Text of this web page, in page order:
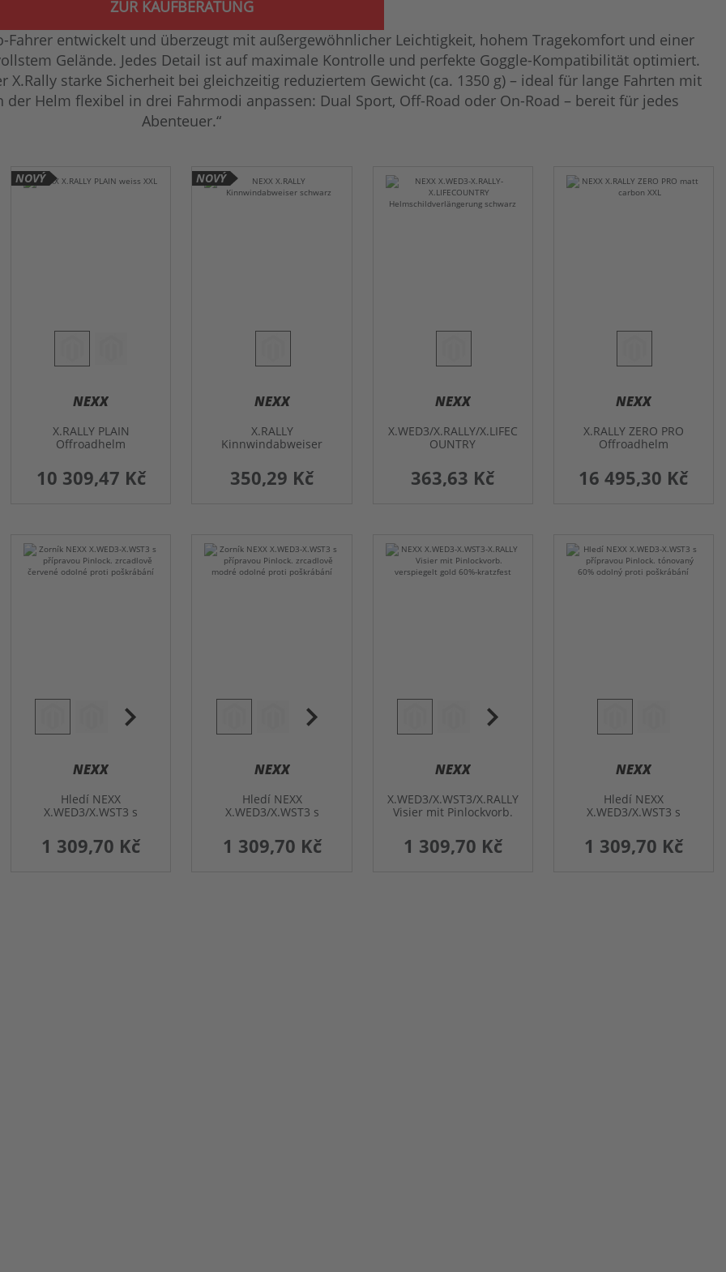
ZUR KAUFBERATUNG
Fahrer entwickelt und überzeugt mit außergewöhnlicher Leichtigkeit, hohem Tragekomfort und einer
Gelände. Jedes Detail ist auf maximale Kontrolle und perfekte Goggle-Kompatibilität optimiert.
X.Rally starke Sicherheit bei gleichzeitig reduziertem Gewicht (ca. 1350 g) – ideal für lange Fahrten mit
Helm flexibel in drei Fahrmodi anpassen: Dual Sport, Off-Road oder On-Road – bereit für jedes
Abenteuer.“
NOVÝ
NEXX
X.RALLY PLAIN
Offroadhelm
10 309,47 Kč
NOVÝ
NEXX
X.RALLY
Kinnwindabweiser
350,29 Kč
NEXX
X.WED3/X.RALLY/X.LIFEC
OUNTRY
363,63 Kč
NEXX
X.RALLY ZERO PRO
Offroadhelm
16 495,30 Kč
NEXX
Hledí NEXX
X.WED3/X.WST3 s
zrcadlené
1 309,70 Kč
NEXX
Hledí NEXX
X.WED3/X.WST3 s
zrcadlené
1 309,70 Kč
NEXX
X.WED3/X.WST3/X.RALLY
Visier mit Pinlockvorb.
1 309,70 Kč
NEXX
Hledí NEXX
X.WED3/X.WST3 s
tónované/odolné proti
poškrábání
1 309,70 Kč